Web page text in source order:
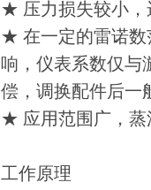
★ 压力损失较小，
★ 在一定的雷诺数
响，仪表系数仅与
偿，调换配件后一
★ 应用范围广，蒸
工作原理